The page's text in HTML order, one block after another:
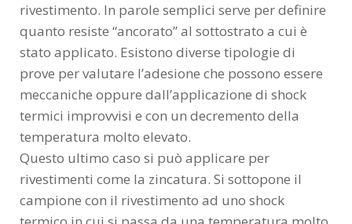
rivestimento. In parole semplici serve per definire
quanto resiste “ancorato” al sottostrato a cui è
stato applicato. Esistono diverse tipologie di
prove per valutare l’adesione che possono essere
meccaniche oppure dall’applicazione di shock
termici improvvisi e con un decremento della
temperatura molto elevato.
Questo ultimo caso si può applicare per
rivestimenti come la zincatura. Si sottopone il
campione con il rivestimento ad uno shock